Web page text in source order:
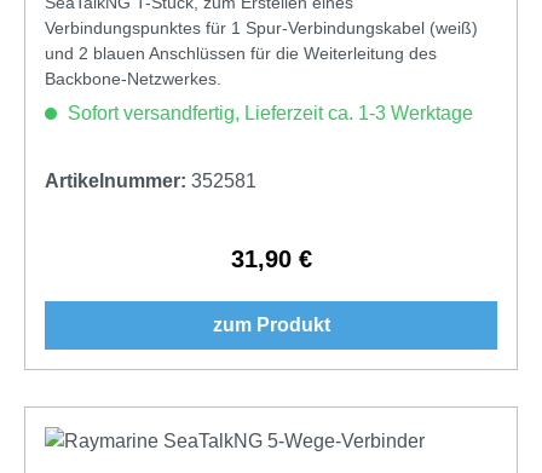
Verbindungspunktes für 1 Spur-Verbindungskabel (weiß)
und 2 blauen Anschlüssen für die Weiterleitung des
Backbone-Netzwerkes.
Sofort versandfertig, Lieferzeit ca. 1-3 Werktage
Artikelnummer: 352581
Regulärer Preis:
31,90 €
zum Produkt